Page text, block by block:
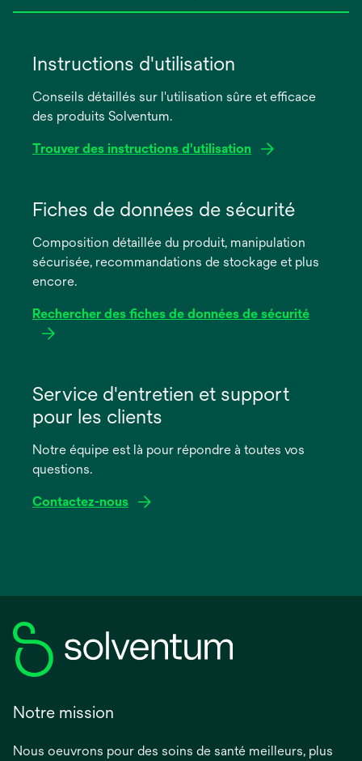
Instructions d'utilisation
Conseils détaillés sur l'utilisation sûre et efficace
des produits Solventum.
Trouver des instructions d'utilisation
dans
nouvel
onglet
Fiches de données de sécurité
Composition détaillée du produit, manipulation
sécurisée, recommandations de stockage et plus
encore.
Rechercher des fiches de données de sécurité
dans
nouvel
onglet
Service d'entretien et support
pour les clients
Notre équipe est là pour répondre à toutes vos
questions.
Contactez-nous
Notre mission
Nous oeuvrons pour des soins de santé meilleurs, plus